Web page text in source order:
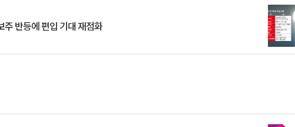
반등에 편입 기대 재점화